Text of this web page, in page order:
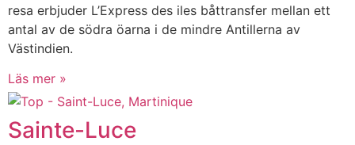
resa erbjuder L’Express des iles båttransfer mellan ett
antal av de södra öarna i de mindre Antillerna av
Västindien.
Läs mer »
Sainte-Luce